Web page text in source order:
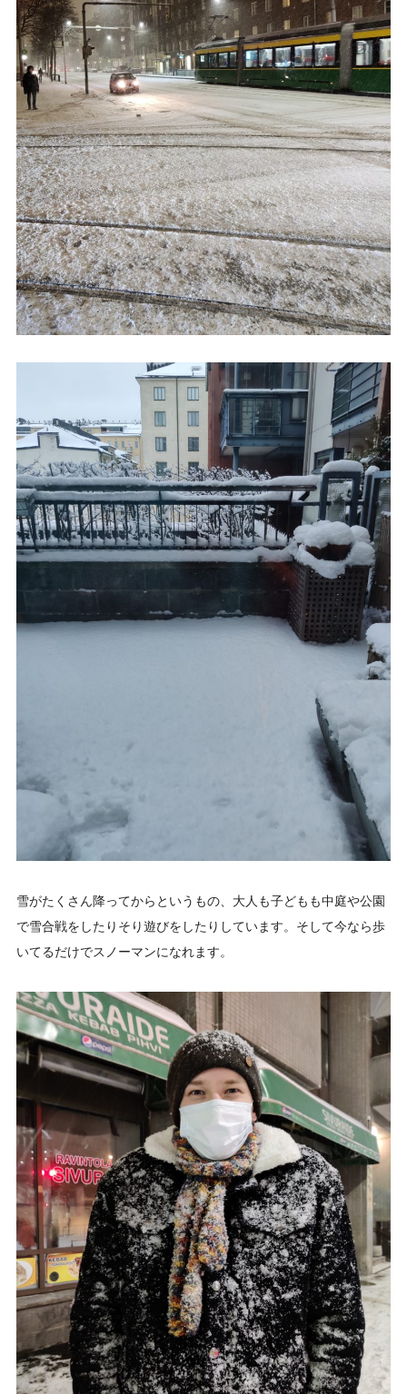
雪がたくさん降ってからというもの、大人も子どもも中庭や公園
で雪合戦をしたりそり遊びをしたりしています。そして今なら歩
いてるだけでスノーマンになれます。